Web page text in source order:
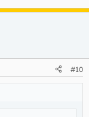
#10